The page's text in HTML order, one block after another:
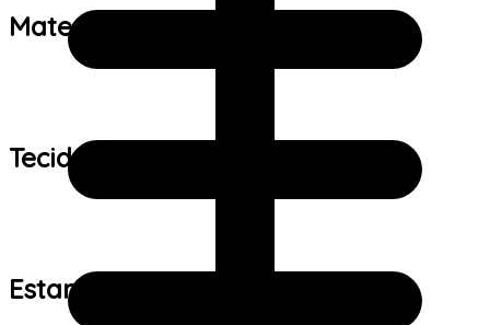
Material:
Tecido:
Estampa: